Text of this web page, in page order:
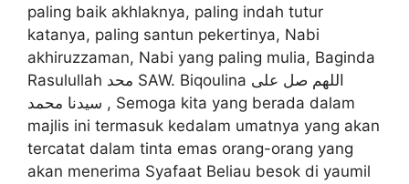
paling baik akhlaknya, paling indah tutur
katanya, paling santun pekertinya, Nabi
akhiruzzaman, Nabi yang paling mulia, Baginda
Rasulullah محد SAW. Biqoulina اللهم صل على
سيدنا محمد , Semoga kita yang berada dalam
majlis ini termasuk kedalam umatnya yang akan
tercatat dalam tinta emas orang-orang yang
akan menerima Syafaat Beliau besok di yaumil